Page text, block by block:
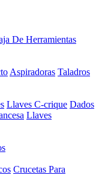
De Herramientas
Aspiradoras Taladros
Llaves C-crique Dados
Llaves
Crucetas Para